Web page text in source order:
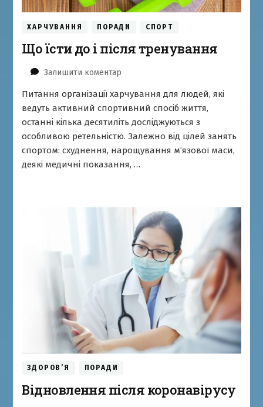
ХАРЧУВАННЯ ПОРАДИ СПОРТ
Що їсти до і після тренування
Залишити коментар
їсти
до
і
після
Питання організації харчування для людей, які
ведуть активний спортивний спосіб життя,
останні кілька десятиліть досліджуються з
особливою ретельністю. Залежно від цілей занять
спортом: схуднення, нарощування м’язової маси,
деякі медичні показання, …
ЗДОРОВ’Я ПОРАДИ
Відновлення після коронавірусу